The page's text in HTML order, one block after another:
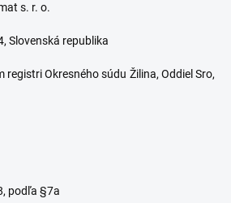
s. r. o.
Slovenská republika
registri Okresného súdu Žilina, Oddiel Sro,
podľa §7a